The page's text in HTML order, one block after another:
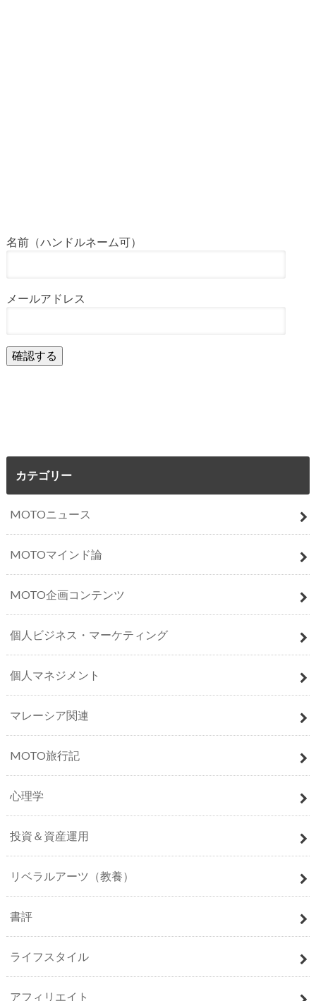
名前（ハンドルネーム可）
メールアドレス
カテゴリー
MOTOニュース
MOTOマインド論
MOTO企画コンテンツ
個人ビジネス・マーケティング
個人マネジメント
マレーシア関連
MOTO旅行記
心理学
投資＆資産運用
リベラルアーツ（教養）
書評
ライフスタイル
アフィリエイト